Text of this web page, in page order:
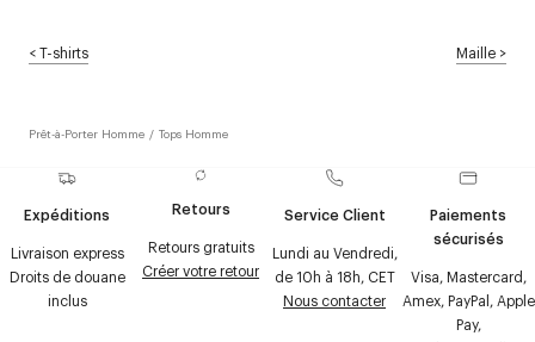
<T-shirts Maille >
Prêt-à-Porter Homme / Tops Homme
Expéditions
Livraison express
Droits de douane
inclus
Retours
Retours gratuits
Créer votre retour
Service Client
Lundi au Vendredi,
de 10h à 18h, CET
Nous contacter
Paiements
sécurisés
Visa, Mastercard,
Amex, PayPal, Apple
Pay,